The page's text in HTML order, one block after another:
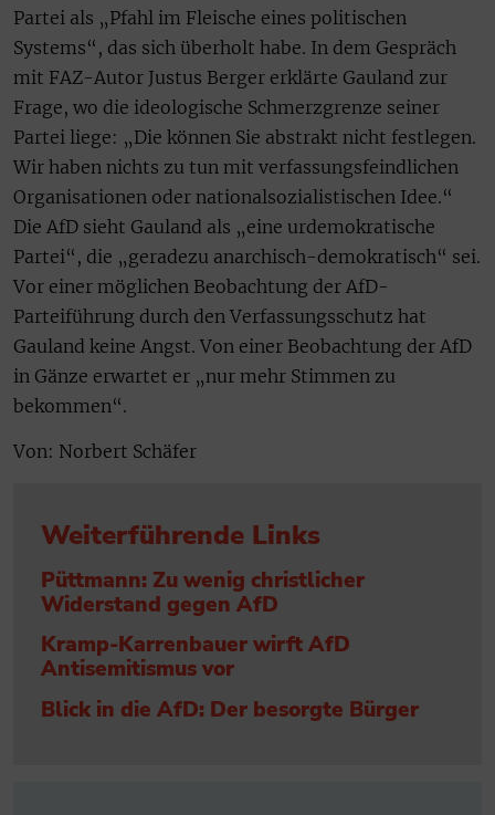
Partei als „Pfahl im Fleische eines politischen
Systems“, das sich überholt habe. In dem Gespräch
mit FAZ-Autor Justus Berger erklärte Gauland zur
Frage, wo die ideologische Schmerzgrenze seiner
Partei liege: „Die können Sie abstrakt nicht festlegen.
Wir haben nichts zu tun mit verfassungsfeindlichen
Organisationen oder nationalsozialistischen Idee.“
Die AfD sieht Gauland als „eine urdemokratische
Partei“, die „geradezu anarchisch-demokratisch“ sei.
Vor einer möglichen Beobachtung der AfD-
Parteiführung durch den Verfassungsschutz hat
Gauland keine Angst. Von einer Beobachtung der AfD
in Gänze erwartet er „nur mehr Stimmen zu
bekommen“.
Von: Norbert Schäfer
Weiterführende Links
Püttmann: Zu wenig christlicher
Widerstand gegen AfD
Kramp-Karrenbauer wirft AfD
Antisemitismus vor
Blick in die AfD: Der besorgte Bürger